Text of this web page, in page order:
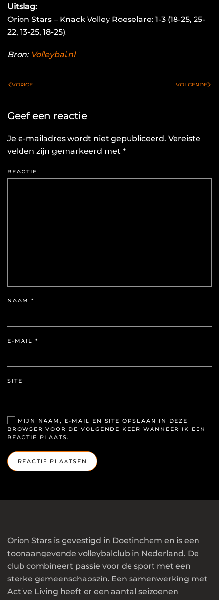
Uitslag:
Orion Stars – Knack Volley Roeselare: 1-3 (18-25, 25-
22, 13-25, 18-25).
Bron: Volleybal.nl
VORIGE VOLGENDE
Geef een reactie
Je e-mailadres wordt niet gepubliceerd. Vereiste
velden zijn gemarkeerd met *
REACTIE
NAAM *
E-MAIL *
SITE
MIJN NAAM, E-MAIL EN SITE OPSLAAN IN DEZE
BROWSER VOOR DE VOLGENDE KEER WANNEER IK EEN
REACTIE PLAATS.
REACTIE PLAATSEN
Orion Stars is gevestigd in Doetinchem en is een
toonaangevende volleybalclub in Nederland. De
club combineert passie voor de sport met een
sterke gemeenschapszin. Een samenwerking met
Active Living heeft er een aantal seizoenen